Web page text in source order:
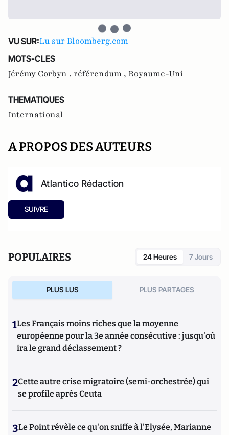
VU SUR:Lu sur Bloomberg.com
MOTS-CLES
Jérémy Corbyn , référendum , Royaume-Uni
THEMATIQUES
International
A PROPOS DES AUTEURS
Atlantico Rédaction
SUIVRE
POPULAIRES 24 Heures 7 Jours
PLUS LUS PLUS PARTAGES
1Les Français moins riches que la moyenne
européenne pour la 3e année consécutive : jusqu'où
ira le grand déclassement ?
2Cette autre crise migratoire (semi-orchestrée) qui
se profile après Ceuta
3Le Point révèle ce qu'on sniffe à l'Elysée, Marianne